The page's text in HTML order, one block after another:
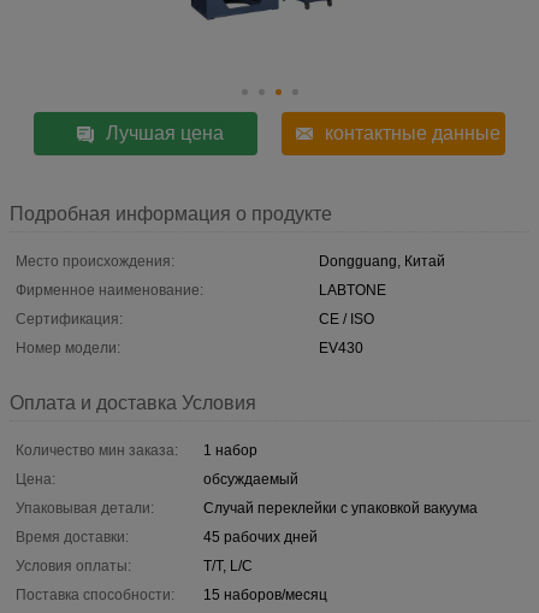
Лучшая цена контактные данные
Подробная информация о продукте
Место происхождения:
Dongguang, Китай
Фирменное наименование:
LABTONE
Сертификация:
CE / ISO
Номер модели:
EV430
Оплата и доставка Условия
Количество мин заказа:
1 набор
Цена:
обсуждаемый
Упаковывая детали:
Случай переклейки с упаковкой вакуума
Время доставки:
45 рабочих дней
Условия оплаты:
T/T, L/C
Поставка способности:
15 наборов/месяц